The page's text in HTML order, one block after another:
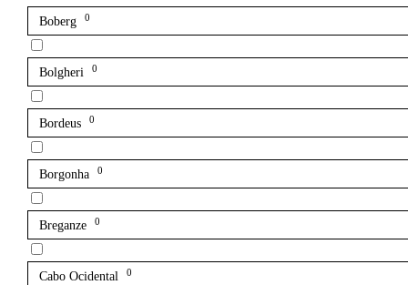
Boberg 0
Bolgheri 0
Bordeus 0
Borgonha 0
Breganze 0
Cabo Ocidental 0